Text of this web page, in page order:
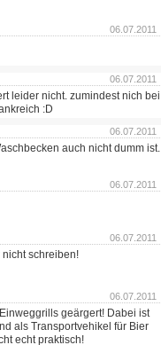
06.07.2011
06.07.2011
leider nicht. zumindest nich bei
:D
06.07.2011
auch nicht dumm ist.
06.07.2011
06.07.2011
schreiben!
06.07.2011
geärgert! Dabei ist
als Transportvehikel für Bier
echt praktisch!